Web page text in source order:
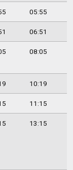
05:55
06:51
08:05
10:19
11:15
13:15